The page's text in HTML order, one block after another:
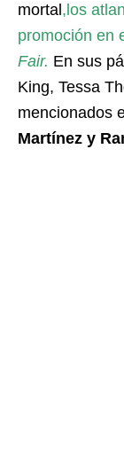
mortal ,los
promoción en
Fair. En sus
King, Tessa
mencionados
Martínez y